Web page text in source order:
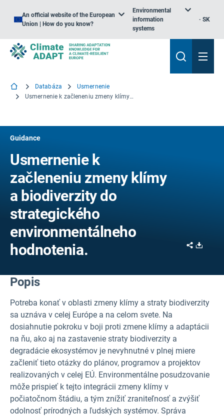
An official website of the European
Union | How do you know?
Environmental
information
systems
SK
Databáza
Usmernenie
Usmernenie k začleneniu zmeny klímy a biodiverzity do strategického environmentálneho hodnotenia.
Guidance
Usmernenie k
začleneniu zmeny klímy
a biodiverzity do
strategického
environmentálneho
hodnotenia.
Share
Popis
Potreba konať v oblasti zmeny klímy a straty biodiverzity
sa uznáva v celej Európe a na celom svete. Na
dosiahnutie pokroku v boji proti zmene klímy a adaptácii
na ňu, ako aj na zastavenie straty biodiverzity a
degradácie ekosystémov je nevyhnutné v plnej miere
začleniť tieto otázky do plánov, programov a projektov
realizovaných v celej EÚ. Environmentálne posudzovanie
môže prispieť k tejto integrácii zmeny klímy v
počiatočnom štádiu, a tým znížiť zraniteľnosť a zvýšiť
odolnosť prírodných a ľudských systémov. Správa